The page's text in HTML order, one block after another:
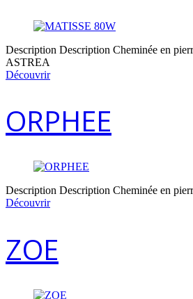
Description Description Cheminée en
ASTREA
Découvrir
ORPHEE
Description Description Cheminée en
Découvrir
ZOE